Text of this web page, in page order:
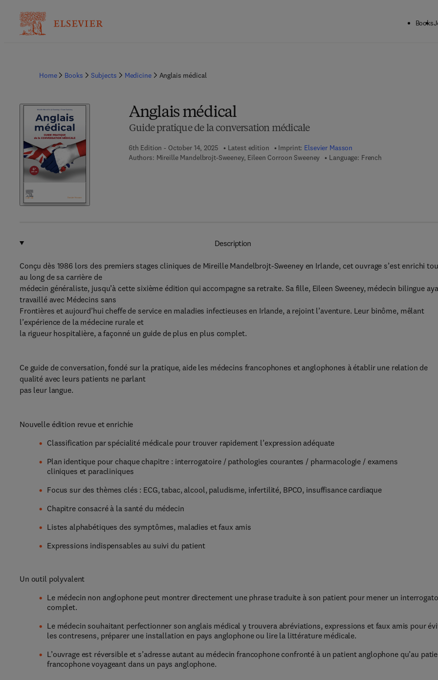
Books
Home Books Subjects Medicine Anglais médical
Anglais médical
Guide pratique de la conversation médicale
6th Edition - October 14, 2025 Latest edition Imprint: Elsevier Masson
Authors: Mireille Mandelbrojt-Sweeney, Eileen Corroon Sweeney Language: French
Description
Conçu dès 1986 lors des premiers stages cliniques de Mireille Mandelbrojt-Sweeney en Irlande, cet ouvrage s’est enrichi
au long de sa carrière de
médecin généraliste, jusqu’à cette sixième édition qui accompagne sa retraite. Sa fille, Eileen Sweeney, médecin bilingue
travaillé avec Médecins sans
Frontières et aujourd’hui cheffe de service en maladies infectieuses en Irlande, a rejoint l’aventure. Leur binôme, mêlant
l’expérience de la médecine rurale et
la rigueur hospitalière, a façonné un guide de plus en plus complet.
Ce guide de conversation, fondé sur la pratique, aide les médecins francophones et anglophones à établir une relation de
qualité avec leurs patients ne parlant
pas leur langue.
Nouvelle édition revue et enrichie
Classification par spécialité médicale pour trouver rapidement l’expression adéquate
Plan identique pour chaque chapitre : interrogatoire / pathologies courantes / pharmacologie / examens
cliniques et paracliniques
Focus sur des thèmes clés : ECG, tabac, alcool, paludisme, infertilité, BPCO, insuffisance cardiaque
Chapitre consacré à la santé du médecin
Listes alphabétiques des symptômes, maladies et faux amis
Expressions indispensables au suivi du patient
Un outil polyvalent
Le médecin non anglophone peut montrer directement une phrase traduite à son patient pour mener un
complet.
Le médecin souhaitant perfectionner son anglais médical y trouvera abréviations, expressions et faux amis pour
les contresens, préparer une installation en pays anglophone ou lire la littérature médicale.
L’ouvrage est réversible et s’adresse autant au médecin francophone confronté à un patient anglophone qu’au
francophone voyageant dans un pays anglophone.